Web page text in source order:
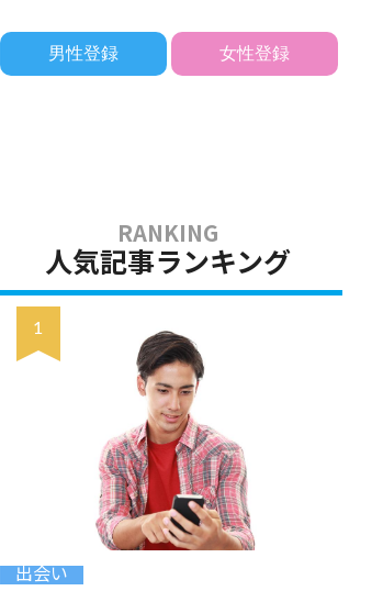
男性登録 女性登録
人気記事ランキング
出会い